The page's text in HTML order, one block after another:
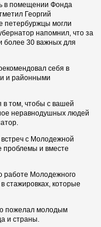
в помещении Фонда
Георгий
петербуржцы могли
напомнил, что за
более 30 важных для
себя в
и районными
в том, чтобы с вашей
неравнодушных людей
встреч с Молодежной
проблемы и вместе
работе Молодежного
стажировках, которые
пожелал молодым
и страны.